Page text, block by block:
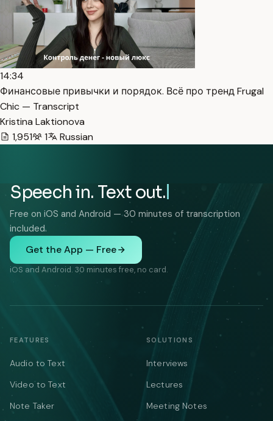
14:34
Финансовые привычки и порядок. Всё про тренд Frugal
Chic — Transcript
Kristina Laktionova
1,951
1 Russian
Speech in. Text out.
Free on iOS and Android — 30 minutes of transcription
included.
Get the App — Free
iOS and Android. 30 minutes free, no card.
FEATURES
Audio to Text
Video to Text
Note Taker
SOLUTIONS
Interviews
Lectures
Meeting Notes